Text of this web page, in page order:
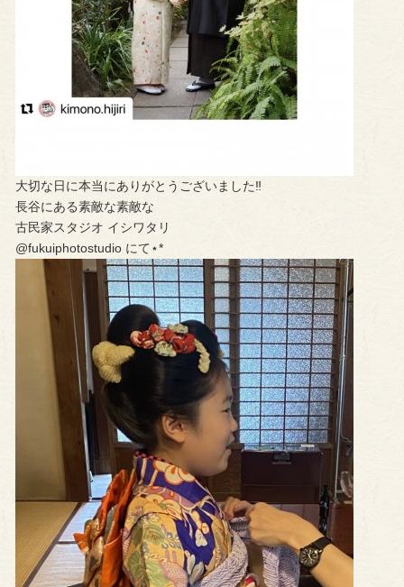
大切な日に本当にありがとうございました‼︎
長谷にある素敵な素敵な
古民家スタジオ イシワタリ
@fukuiphotostudio にて⋆*